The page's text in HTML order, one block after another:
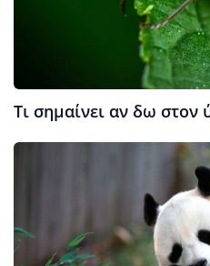
Τι σημαίνει αν δω